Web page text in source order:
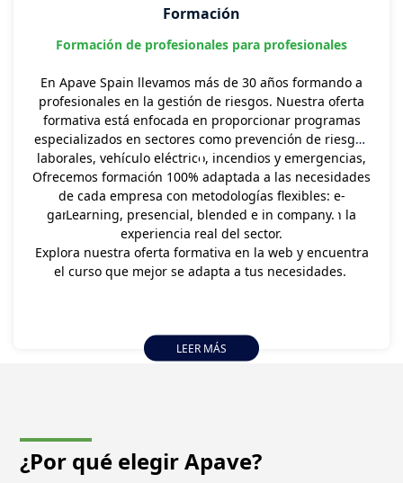
Formación
Formación de profesionales para profesionales
En Apave Spain llevamos más de 30 años formando a
profesionales en la gestión de riesgos. Nuestra oferta
formativa está enfocada en proporcionar programas
especializados en sectores como prevención de riesgos
laborales, vehículo eléctrico, incendios y emergencias,
amianto, ATEX, TELCO, entre otros. Nuestros cursos
están diseñados e impartidos por expertos,
garantizando un aprendizaje práctico basado en la
experiencia real del sector.
Ofrecemos formación 100% adaptada a las necesidades
de cada empresa con metodologías flexibles: e-
Learning, presencial, blended e in company.
Explora nuestra oferta formativa en la web y encuentra
el curso que mejor se adapta a tus necesidades.
LEER MÁS
¿Por qué elegirApave?